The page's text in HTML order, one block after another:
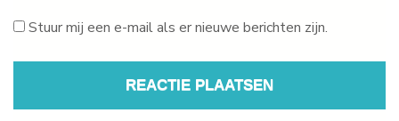
Stuur mij een e-mail als er nieuwe berichten zijn.